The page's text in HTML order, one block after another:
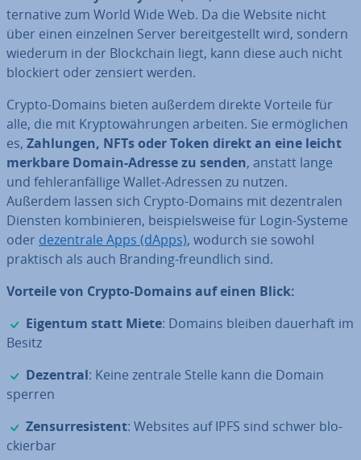
ter­na­ti­ve zum World Wide Web. Da die Website nicht
über einen einzelnen Server be­reit­ge­stellt wird, sondern
wiederum in der Block­chain liegt, kann diese auch nicht
blockiert oder zensiert werden.
Crypto-Domains bieten außerdem direkte Vorteile für
alle, die mit Kryp­to­wäh­run­gen arbeiten. Sie er­mög­li­chen
es, Zahlungen, NFTs oder Token direkt an eine leicht
merkbare Domain-Adresse zu senden, anstatt lange
und feh­ler­an­fäl­li­ge Wallet-Adressen zu nutzen.
Außerdem lassen sich Crypto-Domains mit de­zen­tra­len
Diensten kom­bi­nie­ren, bei­spiels­wei­se für Login-Systeme
oder de­zen­tra­le Apps (dApps), wodurch sie sowohl
praktisch als auch Branding-freund­lich sind.
Vorteile von Crypto-Domains auf einen Blick:
✓
Eigentum statt Miete: Domains bleiben dauerhaft im
Besitz
✓
Dezentral: Keine zentrale Stelle kann die Domain
sperren
✓
Zen­sur­re­sis­tent: Websites auf IPFS sind schwer blo­
ckier­bar